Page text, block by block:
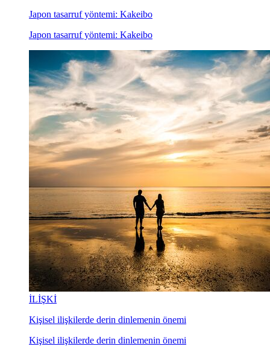
Japon tasarruf yöntemi: Kakeibo
Japon tasarruf yöntemi: Kakeibo
İLİŞKİ
Kişisel ilişkilerde derin dinlemenin önemi
Kişisel ilişkilerde derin dinlemenin önemi